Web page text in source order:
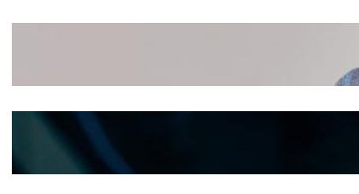
Wanita Pamer Pakaian
Kepribadian